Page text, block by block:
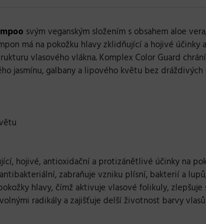
svým veganským složením s obsahem aloe
má na pokožku hlavy zklidňující a hojivé
vlasového vlákna. Komplex Color Guard
jasmínu, galbany a lipového květu bez
hojivé, antioxidační a protizánětlivé účinky na
zabraňuje vzniku plísní, bakterií a
hlavy, čímž aktivuje vlasové folikuly,
radikály a zajišťuje delší životnost barvy vlasů